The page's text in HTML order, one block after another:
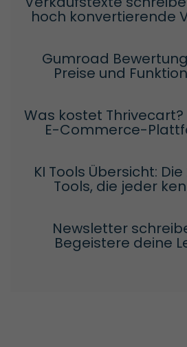
hoch konvertierende
Gumroad
Preise und
Was kostet
E-Commerce-
KI Tools Übersicht:
Tools, die jeder
Newsletter
Begeistere deine